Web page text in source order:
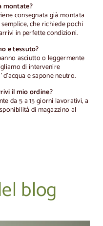
montate?
consegnata già montata
che richiede pochi
in perfette condizioni.
e tessuto?
asciutto o leggermente
di intervenire
e sapone neutro.
il mio ordine?
da 5 a 15 giorni lavorativi, a
di magazzino al
blog